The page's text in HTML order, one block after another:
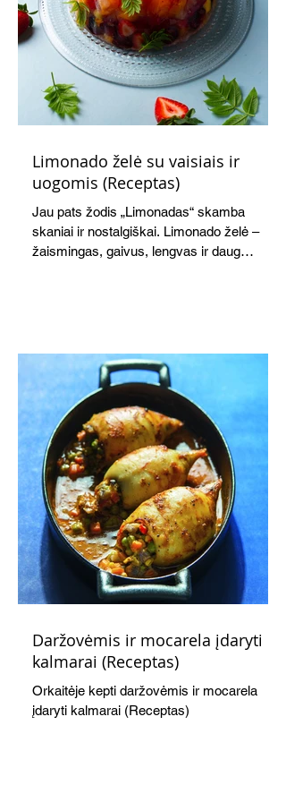
Limonado želė su vaisiais ir
uogomis (Receptas)
Jau pats žodis „Limonadas“ skamba
skaniai ir nostalgiškai. Limonado želė –
žaismingas, gaivus, lengvas ir daug
Daržovėmis ir mocarela įdaryti
kalmarai (Receptas)
Orkaitėje kepti daržovėmis ir mocarela
įdaryti kalmarai (Receptas)